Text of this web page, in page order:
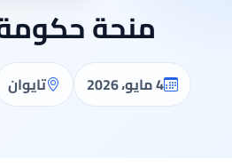
منحة
4 مايو، 2026 تايوان